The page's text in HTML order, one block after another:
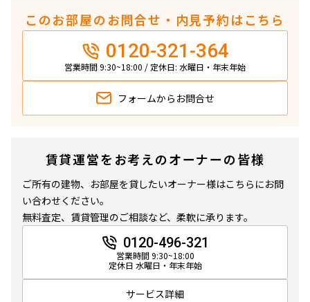
このお部屋のお問合せ・内見予約はこちら
0120-321-364
営業時間 9:30~18:00 / 定休日: 水曜日・年末年始
フォームから お問合せ
賃貸運営をお考えのオーナーの皆様
ご所有の建物、お部屋を貸したいオーナー様はこちらにお問
い合わせください。
無料査定、賃貸管理のご相談など、柔軟に承ります。
0120-496-321
営業時間 9:30~18:00
定休日 水曜日・年末年始
サービス詳細